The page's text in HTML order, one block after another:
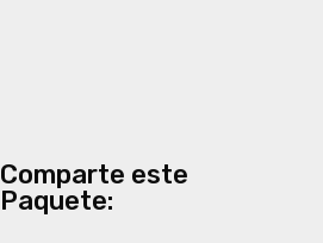
Comparte este
Paquete: